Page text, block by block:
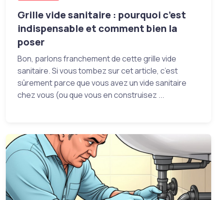
Grille vide sanitaire : pourquoi c’est
indispensable et comment bien la
poser
Bon, parlons franchement de cette grille vide
sanitaire. Si vous tombez sur cet article, c’est
sûrement parce que vous avez un vide sanitaire
chez vous (ou que vous en construisez ...